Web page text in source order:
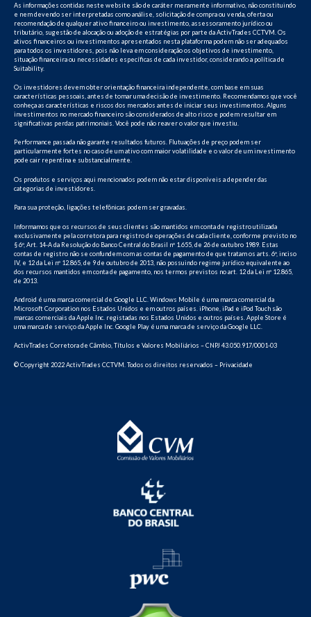
As informações contidas neste website são de caráter meramente informativo, não constituindo
e nem devendo ser interpretadas como análise, solicitação de compra ou venda, oferta ou
recomendação de qualquer ativo financeiro ou investimento, assessoramento jurídico ou
tributário, sugestão de alocação ou adoção de estratégias por parte da ActivTrades CCTVM. Os
ativos financeiros ou investimentos apresentados nesta plataforma podem não ser adequados
para todos os investidores, pois não leva em consideração os objetivos de investimento,
situação financeira ou necessidades específicas de cada investidor, considerando a política de
Suitability.
Os investidores devem obter orientação financeira independente, com base em suas
características pessoais, antes de tomar uma decisão de investimento. Recomendamos que você
conheça as características e riscos dos mercados antes de iniciar seus investimentos. Alguns
investimentos no mercado financeiro são considerados de alto risco e podem resultar em
significativas perdas patrimoniais. Você pode não reaver o valor que investiu.
Performance passada não garante resultados futuros. Flutuações de preço podem ser
particularmente fortes no caso de um ativo com maior volatilidade e o valor de um investimento
pode cair repentina e substancialmente.
Os produtos e serviços aqui mencionados podem não estar disponíveis a depender das
categorias de investidores.
Para sua proteção, ligações telefônicas podem ser gravadas.
Informamos que os recursos de seus clientes são mantidos em conta de registro utilizada
exclusivamente pela corretora para registro de operações de cada cliente, conforme previsto no
§ 6º, Art. 14-A da Resolução do Banco Central do Brasil nº 1.655, de 26 de outubro 1989. Estas
contas de registro não se confundem com as contas de pagamento de que tratam os arts. 6º, inciso
IV, e 12 da Lei nº 12.865, de 9 de outubro de 2013, não possuindo regime jurídico equivalente ao
dos recursos mantidos em conta de pagamento, nos termos previstos no art. 12 da Lei nº 12.865,
de 2013.
Android é uma marca comercial de Google LLC. Windows Mobile é uma marca comercial da
Microsoft Corporation nos Estados Unidos e em outros países. iPhone, iPad e iPod Touch são
marcas comerciais da Apple Inc. registadas nos Estados Unidos e outros países. Apple Store é
uma marca de serviço da Apple Inc. Google Play é uma marca de serviço da Google LLC.
ActivTrades Corretora de Câmbio, Títulos e Valores Mobiliários – CNPJ 43.050.917/0001-03
© Copyright 2022 ActivTrades CCTVM. Todos os direitos reservados – Privacidade